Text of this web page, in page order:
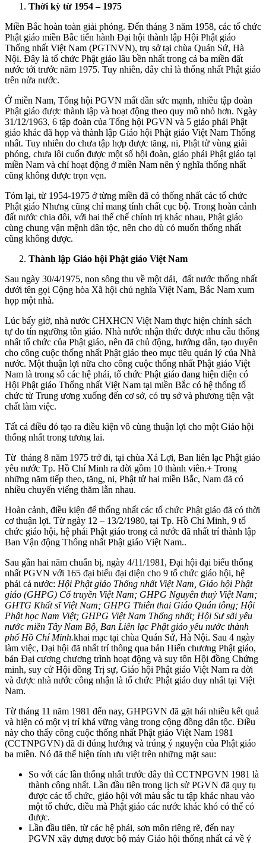
Thời kỳ từ 1954 – 1975
Miền Bắc hoàn toàn giải phóng. Đến tháng 3 năm 1958, các tổ chức
Phật giáo miền Bắc tiến hành Đại hội thành lập Hội Phật giáo
Thống nhất Việt Nam (PGTNVN), trụ sở tại chùa Quán Sứ, Hà
Nội. Đây là tổ chức Phật giáo lâu bền nhất trong cả ba miền đất
nước tới trước năm 1975. Tuy nhiên, đây chỉ là thống nhất Phật giáo
trên nửa nước.
Ở miền Nam, Tổng hội PGVN mất dần sức mạnh, nhiều tập đoàn
Phật giáo được thành lập và hoạt động theo quy mô nhỏ hơn. Ngày
31/12/1963, 6 tập đoàn của Tổng hội PGVN và 5 giáo phái Phật
giáo khác đã họp và thành lập Giáo hội Phật giáo Việt Nam Thống
nhất. Tuy nhiên do chưa tập hợp được tăng, ni, Phật tử vùng giải
phóng, chưa lôi cuốn được một số hội đoàn, giáo phái Phật giáo tại
miền Nam và chỉ hoạt động ở miền Nam nên ý nghĩa thống nhất
cũng không được trọn vẹn.
Tóm lại, từ 1954-1975 ở từng miền đã có thống nhất các tổ chức
Phật giáo Nhưng cũng chỉ mang tính chất cục bộ. Trong hoàn cảnh
đất nước chia đôi, với hai thể chế chính trị khác nhau, Phật giáo
cùng chung vận mệnh dân tộc, nên cho dù có muốn thống nhất
cũng không được.
Thành lập Giáo hội Phật giáo Việt Nam
Sau ngày 30/4/1975, non sông thu về một dải, đất nước thống nhất
dưới tên gọi Cộng hòa Xã hội chủ nghĩa Việt Nam, Bắc Nam xum
họp một nhà.
Lúc bấy giờ, nhà nước CHXHCN Việt Nam thực hiện chính sách
tự do tín ngưỡng tôn giáo. Nhà nước nhận thức được nhu cầu thống
nhất tổ chức của Phật giáo, nên đã chủ động, hướng dẫn, tạo duyên
cho công cuộc thống nhất Phật giáo theo mục tiêu quản lý của Nhà
nước. Một thuận lợi nữa cho công cuộc thống nhất Phật giáo Việt
Nam là trong số các hệ phái, tổ chức Phật giáo đang hiện diện có
Hội Phật giáo Thống nhất Việt Nam tại miền Bắc có hệ thống tổ
chức từ Trung ương xuống đến cơ sở, có trụ sở và phương tiện vật
chất làm việc.
Tất cả điều đó tạo ra điều kiện vô cùng thuận lợi cho một Giáo hội
thống nhất trong tương lai.
Từ tháng 8 năm 1975 trở đi, tại chùa Xá Lợi, Ban liên lạc Phật giáo
yêu nước Tp. Hồ Chí Minh ra đời gồm 10 thành viên.+ Trong
những năm tiếp theo, tăng, ni, Phật tử hai miền Bắc, Nam đã có
nhiều chuyến viếng thăm lẫn nhau.
Hoàn cảnh, điều kiện để thống nhất các tổ chức Phật giáo đã có thời
cơ thuận lợi. Từ ngày 12 – 13/2/1980, tại Tp. Hồ Chí Minh, 9 tổ
chức giáo hội, hệ phái Phật giáo trong cả nước đã nhất trí thành lập
Ban Vận động Thống nhất Phật giáo Việt Nam..
Sau gần hai năm chuẩn bị, ngày 4/11/1981, Đại hội đại biểu thống
nhất PGVN với 165 đại biểu đại diện cho 9 tổ chức giáo hội, hệ
phái cả nước: Hội Phật giáo Thống nhất Việt Nam, Giáo hội Phật
giáo (GHPG) Cổ truyền Việt Nam; GHPG Nguyên thuỷ Việt Nam;
GHTG Khất sĩ Việt Nam; GHPG Thiên thai Giáo Quán tông; Hội
Phật học Nam Việt; GHPG Việt Nam Thống nhất; Hội Sư sãi yêu
nước miền Tây Nam Bộ, Ban Liên lạc Phật giáo yêu nước thành
phố Hồ Chí Minh.khai mạc tại chùa Quán Sứ, Hà Nội. Sau 4 ngày
làm việc, Đại hội đã nhất trí thông qua bản Hiến chương Phật giáo,
bản Đại cương chương trình hoạt động và suy tôn Hội đồng Chứng
minh, suy cử Hội đồng Trị sự, Giáo hội Phật giáo Việt Nam ra đời
và được nhà nước công nhận là tổ chức Phật giáo duy nhất tại Việt
Nam.
Từ tháng 11 năm 1981 đến nay, GHPGVN đã gặt hái nhiều kết quả
và hiện có một vị trí khá vững vàng trong cộng đồng dân tộc. Điều
này cho thấy công cuộc thống nhất Phật giáo Việt Nam 1981
(CCTNPGVN) đã đi đúng hướng và trúng ý nguyện của Phật giáo
ba miền. Nó đã thể hiện tính ưu việt trên những mặt sau:
So với các lần thống nhất trước đây thì CCTNPGVN 1981 là
thành công nhất. Lần đầu tiên trong lịch sử PGVN đã quy tụ
được các tổ chức, giáo hội với màu sắc tu tập khác nhau vào
một tổ chức, điều mà Phật giáo các nước khác khó có thể có
được.
Lần đầu tiên, từ các hệ phái, sơn môn riêng rẽ, đến nay
PGVN xây dựng được bộ máy Giáo hội thống nhất cả về ý